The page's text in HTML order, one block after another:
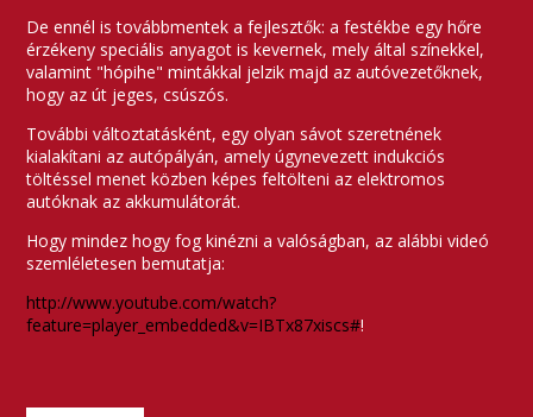
De ennél is továbbmentek a fejlesztők: a festékbe egy hőre
érzékeny speciális anyagot is kevernek, mely által színekkel,
valamint "hópihe" mintákkal jelzik majd az autóvezetőknek,
hogy az út jeges, csúszós.
További változtatásként, egy olyan sávot szeretnének
kialakítani az autópályán, amely úgynevezett indukciós
töltéssel menet közben képes feltölteni az elektromos
autóknak az akkumulátorát.
Hogy mindez hogy fog kinézni a valóságban, az alábbi videó
szemléletesen bemutatja:
http://www.youtube.com/watch?
feature=player_embedded&v=IBTx87xiscs#!